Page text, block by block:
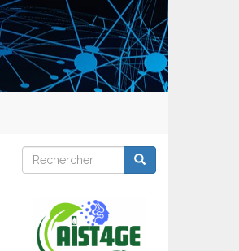
Rechercher
Rechercher Rechercher